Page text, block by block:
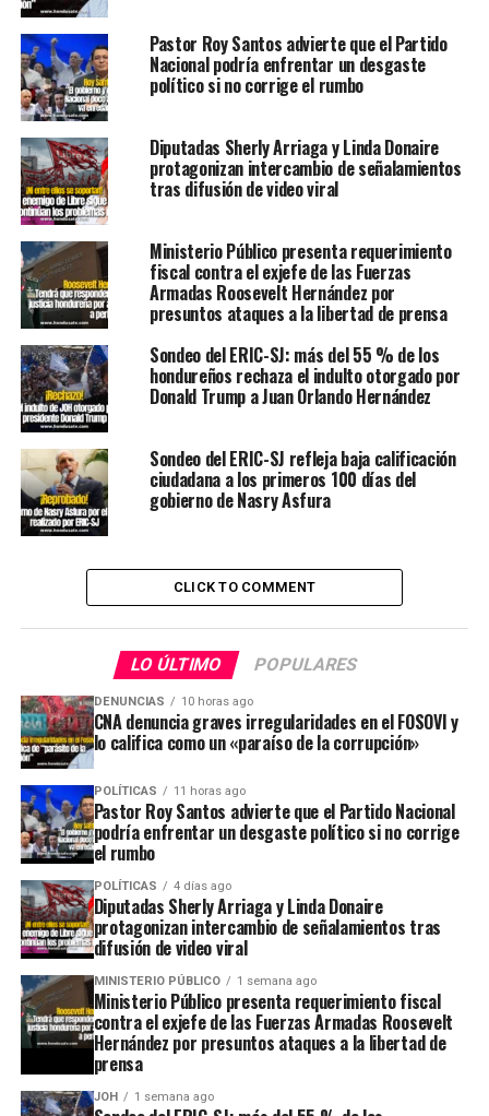
Pastor Roy Santos advierte que el Partido
Nacional podría enfrentar un desgaste
político si no corrige el rumbo
Diputadas Sherly Arriaga y Linda Donaire
protagonizan intercambio de señalamientos
tras difusión de video viral
Ministerio Público presenta requerimiento
fiscal contra el exjefe de las Fuerzas
Armadas Roosevelt Hernández por
presuntos ataques a la libertad de prensa
Sondeo del ERIC-SJ: más del 55 % de los
hondureños rechaza el indulto otorgado por
Donald Trump a Juan Orlando Hernández
Sondeo del ERIC-SJ refleja baja calificación
ciudadana a los primeros 100 días del
gobierno de Nasry Asfura
CLICK TO COMMENT
LO ÚLTIMO POPULARES
DENUNCIAS 10 horas ago
CNA denuncia graves irregularidades en el FOSOVI y
lo califica como un «paraíso de la corrupción»
POLÍTICAS 11 horas ago
Pastor Roy Santos advierte que el Partido Nacional
podría enfrentar un desgaste político si no corrige
el rumbo
POLÍTICAS 4 días ago
Diputadas Sherly Arriaga y Linda Donaire
protagonizan intercambio de señalamientos tras
difusión de video viral
MINISTERIO PÚBLICO 1 semana ago
Ministerio Público presenta requerimiento fiscal
contra el exjefe de las Fuerzas Armadas Roosevelt
Hernández por presuntos ataques a la libertad de
prensa
JOH 1 semana ago